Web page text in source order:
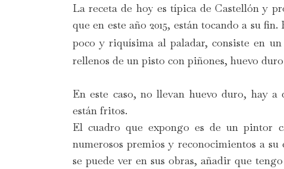
La receta de hoy es típica de Castellón y
que en este año 2015, están tocando a su
poco y riquísima al paladar, consiste en
rellenos de un pisto con piñones, huevo
En este caso, no llevan huevo duro, hay
están fritos.
El cuadro que expongo es de un pintor
numerosos premios y reconocimientos a
se puede ver en sus obras, añadir que